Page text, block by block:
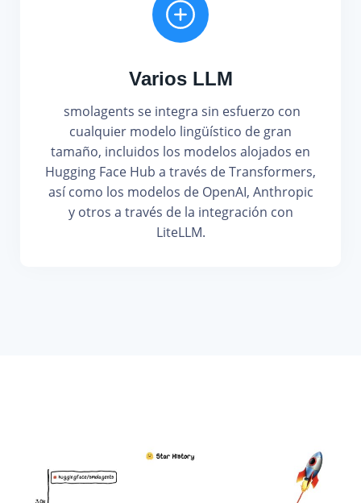
Varios LLM
smolagents se integra sin esfuerzo con
cualquier modelo lingüístico de gran
tamaño, incluidos los modelos alojados en
Hugging Face Hub a través de Transformers,
así como los modelos de OpenAI, Anthropic
y otros a través de la integración con
LiteLLM.